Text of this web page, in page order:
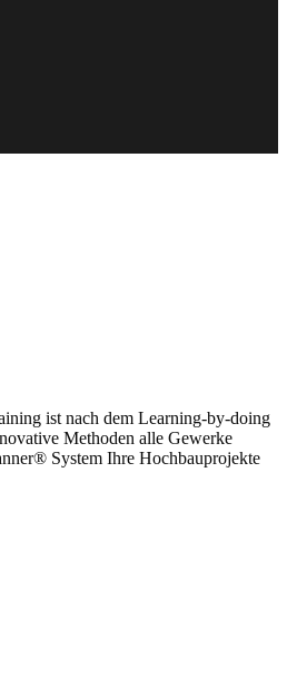
ist nach dem Learning-by-doing
Methoden alle Gewerke
System Ihre Hochbauprojekte